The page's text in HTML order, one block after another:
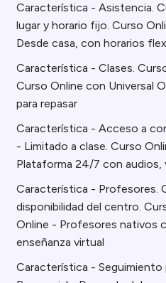
Característica - Asistencia.
lugar y horario fijo. Curso
Desde casa, con horarios
Característica - Clases.
Curso Online con Universal
para repasar
Característica - Acceso a
- Limitado a clase. Curso
Plataforma 24/7 con audios,
Característica - Profesores.
disponibilidad del centro.
Online - Profesores nativos
enseñanza virtual
Característica - Seguimiento